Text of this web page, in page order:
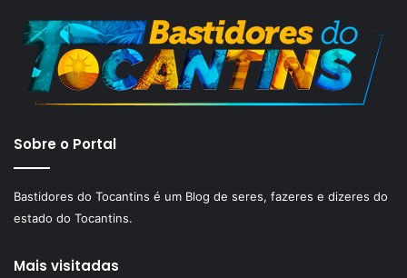
Sobre o Portal
Bastidores do Tocantins é um Blog de seres, fazeres e dizeres do
estado do Tocantins.
Mais visitadas